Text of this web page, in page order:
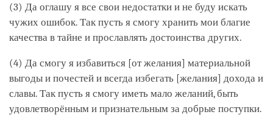
(3) Да оглашу я все свои недостатки и не буду искать
чужих ошибок. Так пусть я смогу хранить мои благие
качества в тайне и прославлять достоинства других.
(4) Да смогу я избавиться [от желания] материальной
выгоды и почестей и всегда избегать [желания] дохода и
славы. Так пусть я смогу иметь мало желаний, быть
удовлетворённым и признательным за добрые поступки.